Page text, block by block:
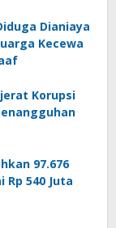
Dianiaya
Kecewa
Korupsi
97.676
540 Juta